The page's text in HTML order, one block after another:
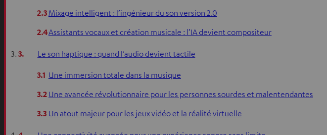
2.3Mixage intelligent : l’ingénieur du son version 2.0
2.4Assistants vocaux et création musicale : l’IA devient compositeur
3. Le son haptique : quand l’audio devient tactile
3.1 Une immersion totale dans la musique
3.2 Une avancée révolutionnaire pour les personnes sourdes et malentendantes
3.3 Un atout majeur pour les jeux vidéo et la réalité virtuelle